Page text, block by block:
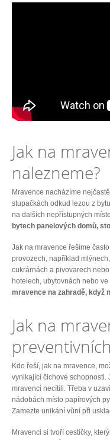
Jak na
nalezneme?
Mravence nacházíme
stupačkách odkud lezou z
na dalších nepřístupných
bytech panelových domů,
Jak na mravence řešíme
provozech, například
cukrárnách a pivovarech
hotelech, ubytovnách nebo
mravence na zahradě, když
Jak na
Kdo řeší, jak na mravence,
vynikající čichové schopnosti.
mravenci necítili. Třeba v
nádobách místo papírových
Zamezte unikání vůní při
Mravenci si tvoří cestičky,